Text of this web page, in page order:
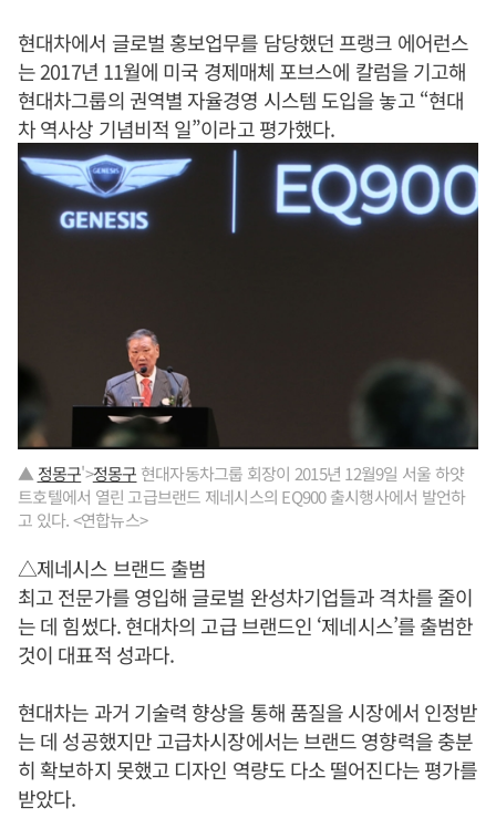
현대차에서 글로벌 홍보업무를 담당했던 프랭크 에어런스
는 2017년 11월에 미국 경제매체 포브스에 칼럼을 기고해
현대차그룹의 권역별 자율경영 시스템 도입을 놓고 “현대
차 역사상 기념비적 일”이라고 평가했다.
▲ 정몽구'>정몽구 현대자동차그룹 회장이 2015년 12월9일 서울 하얏
트호텔에서 열린 고급브랜드 제네시스의 EQ900 출시행사에서 발언하
고 있다. <연합뉴스>
△제네시스 브랜드 출범
최고 전문가를 영입해 글로벌 완성차기업들과 격차를 줄이
는 데 힘썼다. 현대차의 고급 브랜드인 ‘제네시스’를 출범한
것이 대표적 성과다.
현대차는 과거 기술력 향상을 통해 품질을 시장에서 인정받
는 데 성공했지만 고급차시장에서는 브랜드 영향력을 충분
히 확보하지 못했고 디자인 역량도 다소 떨어진다는 평가를
받았다.